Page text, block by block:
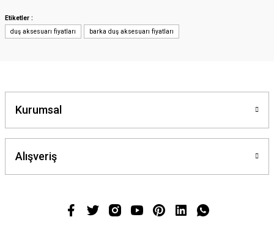
Ürün resmi kalitesiz, bozuk veya görüntülenemiyor.
Ürün fiyatı diğer sitelerden daha pahalı.
Bu ürüne benzer farklı alternatifler olmalı.
Etiketler :
duş aksesuarı fiyatları
barka duş aksesuarı fiyatları
Kurumsal
Alışveriş